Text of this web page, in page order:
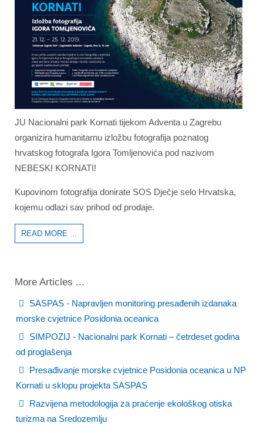
JU Nacionalni park Kornati tijekom Adventa u Zagrebu
organizira humanitarnu izložbu fotografija poznatog
hrvatskog fotografa Igora Tomljenovića pod nazivom
NEBESKI KORNATI!
Kupovinom fotografija donirate SOS Dječje selo Hrvatska,
kojemu odlazi sav prihod od prodaje.
READ MORE ...
More Articles ...
SASPAS - Napravljen monitoring presađenih izdanaka
morske cvjetnice Posidonia oceanica
SIMPOZIJ - Nacionalni park Kornati – četrdeset godina
od proglašenja
Presađivanje morske cvjetnice Posidonia oceanica u NP
Kornati u sklopu projekta SASPAS
Razvijena metodologija za praćenje ekološkog otiska
turizma na Sredozemlju